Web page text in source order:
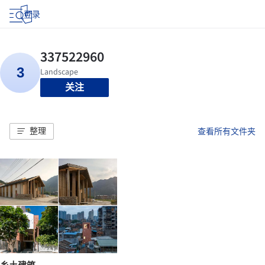
登录
关注
整理 查看所有文件夹